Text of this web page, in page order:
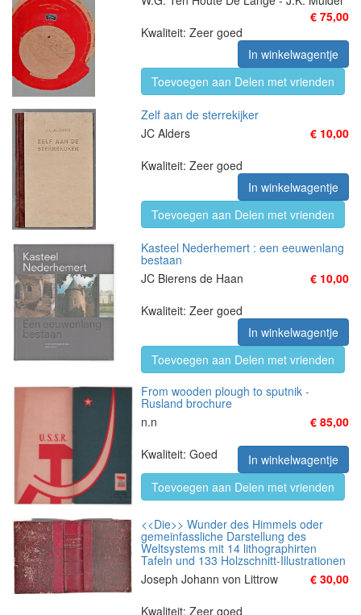
€ 75,00
Kwaliteit: Zeer goed
In winkelwagentje
Toevoegen aan Delen met vrienden
Zelf aan de sterrekijker
JC Alders
€ 10,00
Kwaliteit: Zeer goed
In winkelwagentje
Toevoegen aan Delen met vrienden
Kasteel Nederhemert : een eeuwenlang
bestaan
JC Bierens de Haan
€ 10,00
Kwaliteit: Zeer goed
In winkelwagentje
Toevoegen aan Delen met vrienden
From wooden plough to sputnik -
Rusland brochure
n.n
€ 85,00
Kwaliteit: Goed
In winkelwagentje
Toevoegen aan Delen met vrienden
<<Die>> Wunder des Himmels oder
gemeinfassliche Darstellung des
Weltsystems mit 14 lithographirten
Tafeln und 133 Holzschnitt-Illustrationen
Joseph Johann von Littrow
€ 30,00
Kwaliteit: Zeer goed